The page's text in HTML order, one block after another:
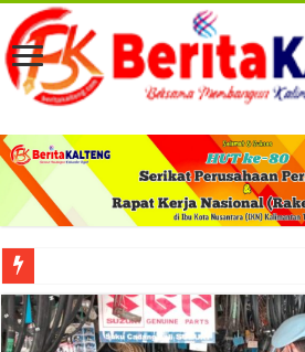
Viral! Selama Dua Bulan Lebih Siltap Serta